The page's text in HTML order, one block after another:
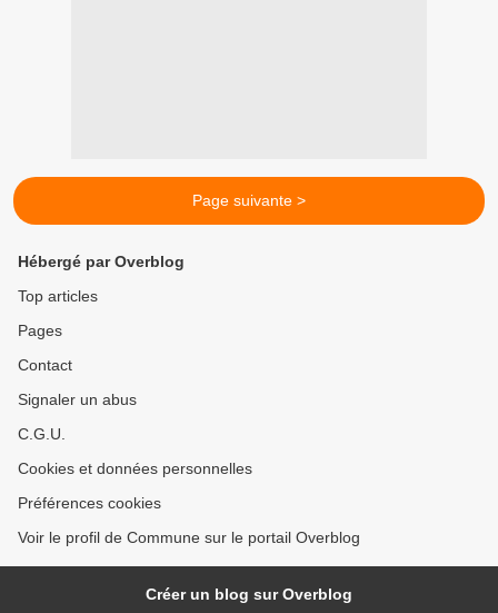
Page suivante >
Hébergé par Overblog
Top articles
Pages
Contact
Signaler un abus
C.G.U.
Cookies et données personnelles
Préférences cookies
Voir le profil de Commune sur le portail Overblog
Créer un blog sur Overblog